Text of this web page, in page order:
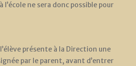
l’école ne sera donc possible pour
l’élève présente à la Direction une
par le parent, avant d’entrer